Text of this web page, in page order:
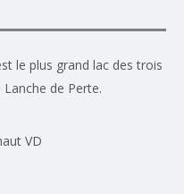
le plus grand lac des trois
de Perte.
VD